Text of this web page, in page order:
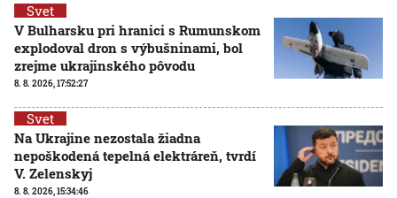
Svet
V Bulharsku pri hranici s Rumunskom
explodoval dron s výbušninami, bol
zrejme ukrajinského pôvodu
8. 8. 2026, 17:52:27
Svet
Na Ukrajine nezostala žiadna
nepoškodená tepelná elektráreň, tvrdí
V. Zelenskyj
8. 8. 2026, 15:34:46